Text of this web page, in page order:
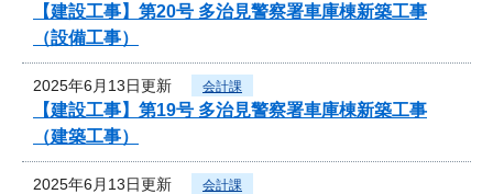
【建設工事】第20号 多治見警察署車庫棟新築工事
（設備工事）
2025年6月13日更新 会計課
【建設工事】第19号 多治見警察署車庫棟新築工事
（建築工事）
2025年6月13日更新 会計課